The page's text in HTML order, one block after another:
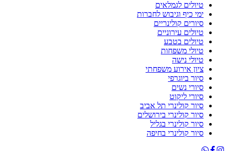
טיולים לגמלאים
ימי כיף וגיבוש לחברות
סיורים קולינריים
טיולים עירוניים
טיולים בטבע
טיולי משפחות
טיולי נישה
ציון אירוע משפחתי
סיור ביוגרפי
סיורי נשים
סיורי ליקוט
סיור קולינרי תל אביב
סיור קולינרי בירושלים
סיור קולינרי בגליל
סיור קולינרי בחיפה